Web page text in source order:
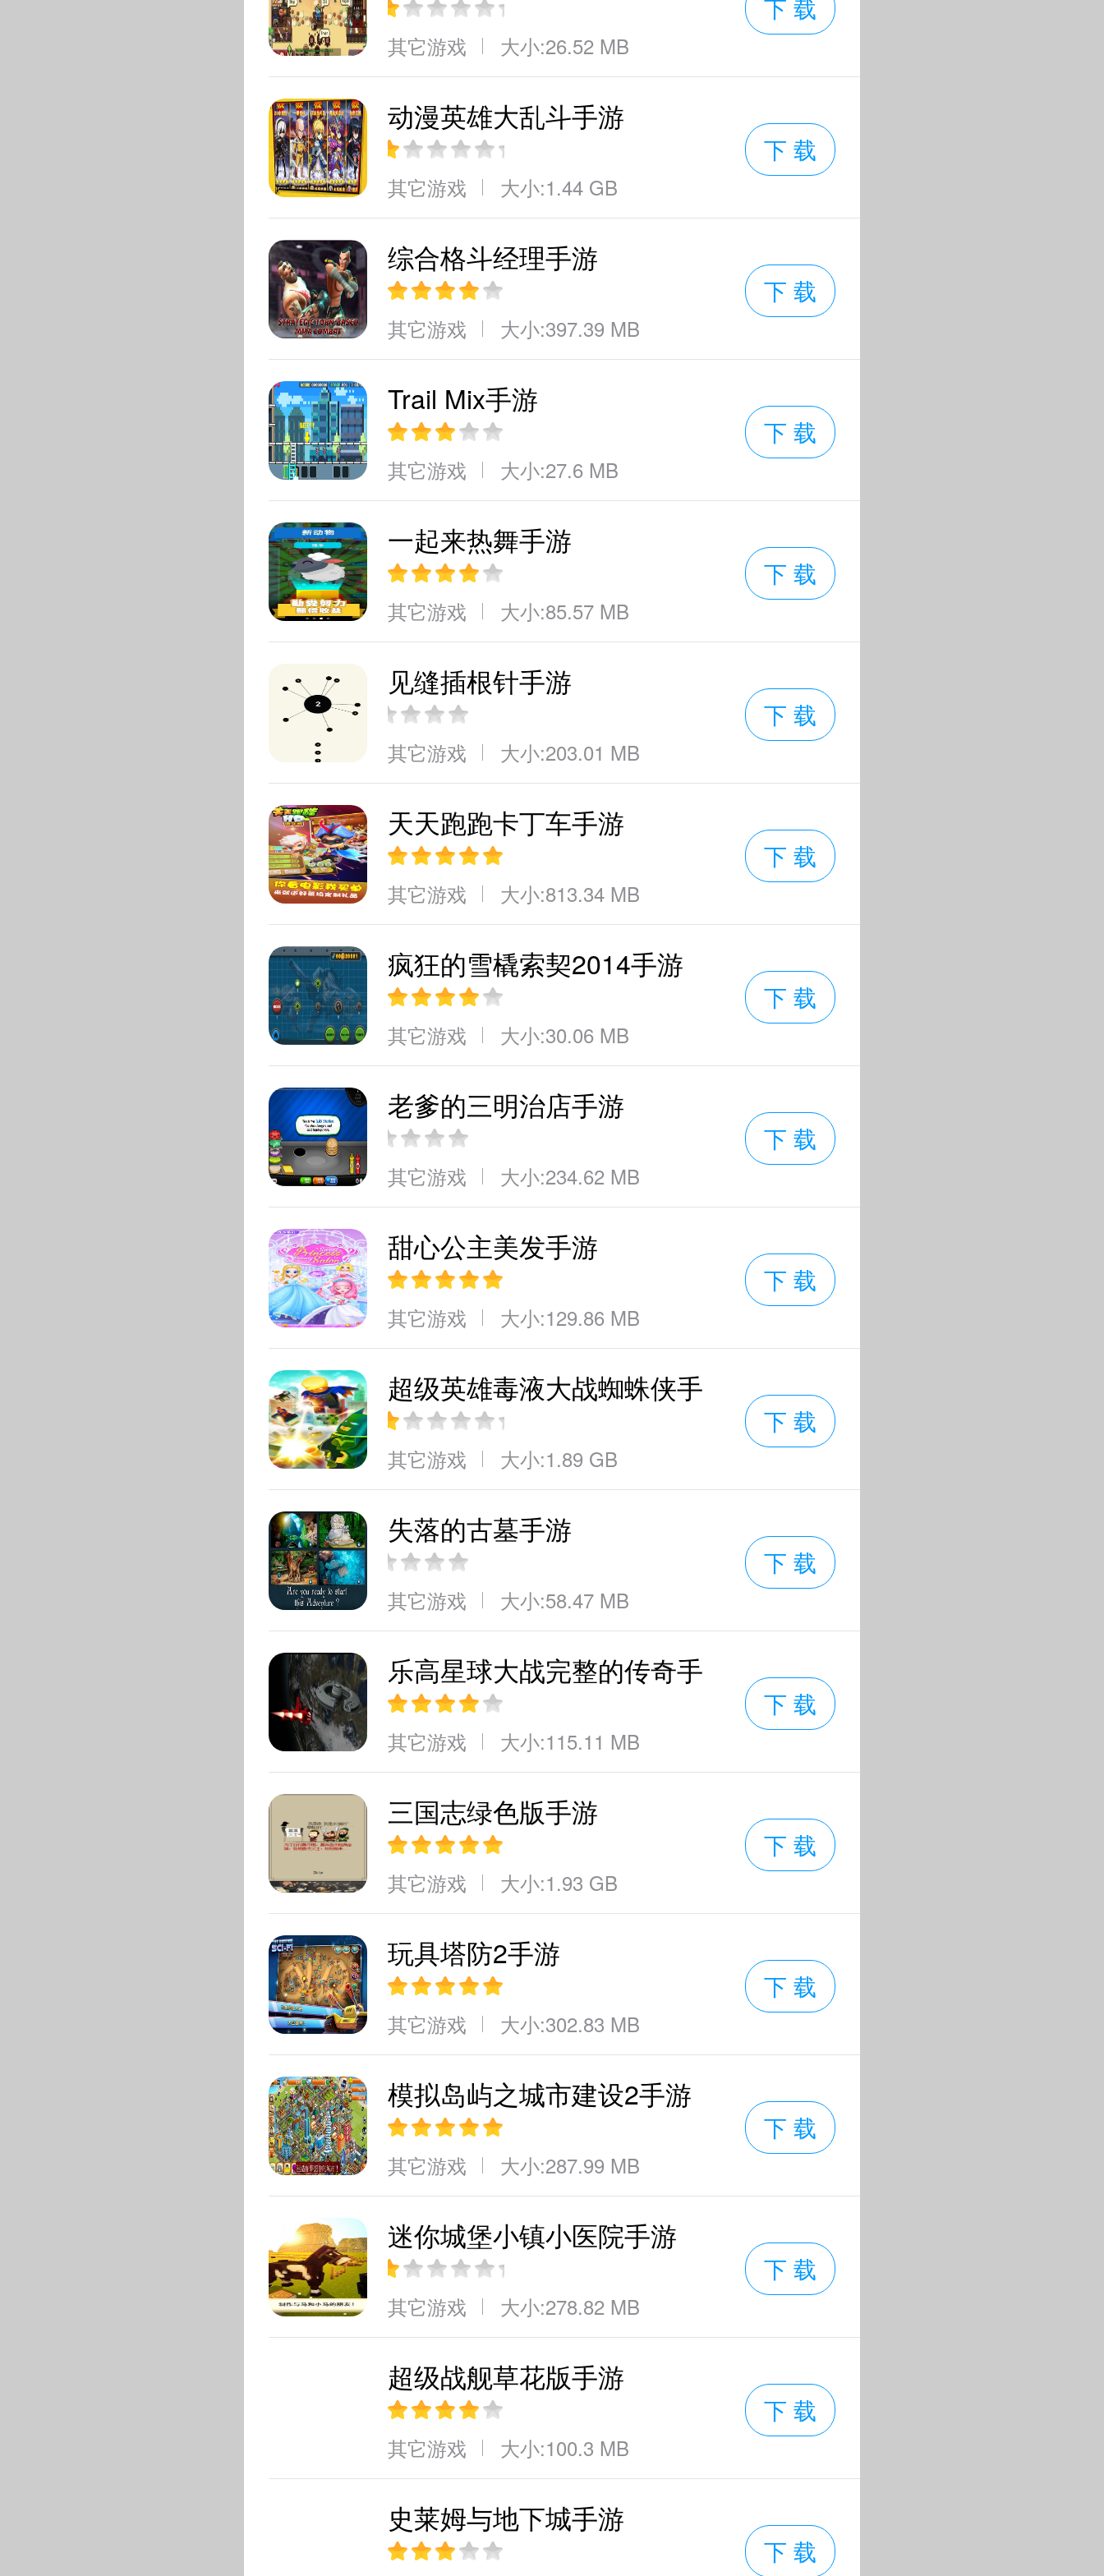
其它游戏 大小:26.52 MB
下 载
动漫英雄大乱斗手游
其它游戏 大小:1.44 GB
下 载
综合格斗经理手游
其它游戏 大小:397.39 MB
下 载
Trail Mix手游
其它游戏 大小:27.6 MB
下 载
一起来热舞手游
其它游戏 大小:85.57 MB
下 载
见缝插根针手游
其它游戏 大小:203.01 MB
下 载
天天跑跑卡丁车手游
其它游戏 大小:813.34 MB
下 载
疯狂的雪橇索契2014手游
其它游戏 大小:30.06 MB
下 载
老爹的三明治店手游
其它游戏 大小:234.62 MB
下 载
甜心公主美发手游
其它游戏 大小:129.86 MB
下 载
超级英雄毒液大战蜘蛛侠手
游
其它游戏 大小:1.89 GB
下 载
失落的古墓手游
其它游戏 大小:58.47 MB
下 载
乐高星球大战完整的传奇手
机版手游
其它游戏 大小:115.11 MB
下 载
三国志绿色版手游
其它游戏 大小:1.93 GB
下 载
玩具塔防2手游
其它游戏 大小:302.83 MB
下 载
模拟岛屿之城市建设2手游
其它游戏 大小:287.99 MB
下 载
迷你城堡小镇小医院手游
其它游戏 大小:278.82 MB
下 载
超级战舰草花版手游
其它游戏 大小:100.3 MB
下 载
史莱姆与地下城手游
下 载